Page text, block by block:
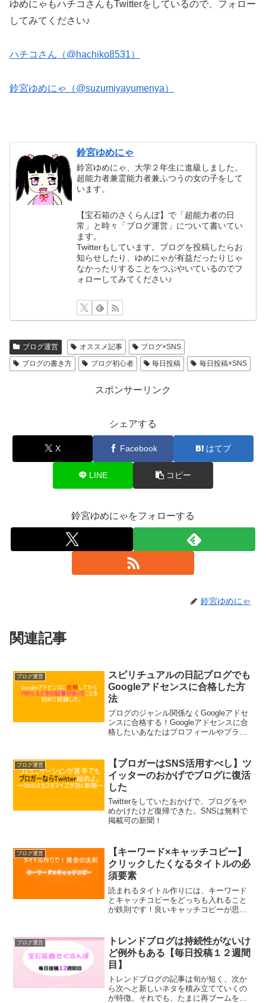
ゆめにゃもハチコさんもTwitterをしているので、フォロー
してみてください♪
ハチコさん（@hachiko8531）
鈴宮ゆめにゃ（@suzumiyayumenya）
鈴宮ゆめにゃ
鈴宮ゆめにゃ、大学２年生に進級しました。
超能力者兼霊能力者兼ふつうの女の子をして
います。
【宝石箱のさくらんぼ】で「超能力者の日
常」と時々「ブログ運営」について書いてい
ます。
Twitterもしています。ブログを投稿したらお
知らせしたり、ゆめにゃが有益だったりじゃ
なかったりすることをつぶやいているのでフ
ォローしてみてください♪
ブログ運営 オススメ記事
ブログ×SNS
ブログの書き方
ブログ初心者 毎日投稿 毎日投稿×SNS
スポンサーリンク
シェアする
X Facebook はてブ
LINE コピー
鈴宮ゆめにゃをフォローする
鈴宮ゆめにゃ
関連記事
ブログ運営
スピリチュアルの日記ブログでも
Googleアドセンスに合格した方
法
ブログのジャンル関係なくGoogleアドセ
ンスに合格する！Googleアドセンスに合
格したいあなたはプロフィールやプライ
トの設定以外でアドセンス合格のために
できること」をまとめました。
ブログ運営
【ブロガーはSNS活用すべし】ツ
イッターのおかげでブログに復活
した
Twitterをしていたおかげで、ブログをや
めかけたけど復帰できた。SNSは無料で
掲載可の新聞！
ブログ運営
【キーワード×キャッチコピー】
クリックしたくなるタイトルの必
須要素
読まれるタイトル作りには、キーワード
とキャッチコピーをどっちも入れること
が鉄則です！良いキャッチコピーが思い
ご安心ください。魅力的なタイトル＋本
質を突いた文章のブログを書ければ、訪
問者さんのサイト巡回率が上がって満足
度も高くなりますよ。
ブログ運営
トレンドブログは持続性がないけ
ど例外もある【毎日投稿１２週間
目】
トレンドブログの記事は旬が短く、次か
ら次へと新しいネタを積み立てていくの
が特徴。それでも、たまに再ブームを起